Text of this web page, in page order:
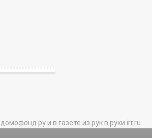
и в газете из рук в руки irr.ru